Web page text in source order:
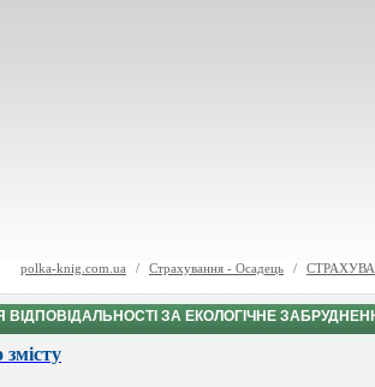
polka-knig.com.ua / Страхування - Осадець /
ВІДПОВІДАЛЬНОСТІ ЗА ЕКОЛОГІЧНЕ